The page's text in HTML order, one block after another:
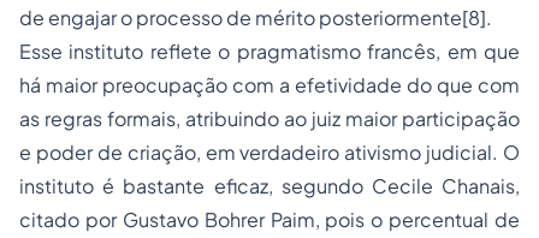
de engajar o processo de mérito posteriormente[8].
Esse instituto reflete o pragmatismo francês, em que
há maior preocupação com a efetividade do que com
as regras formais, atribuindo ao juiz maior participação
e poder de criação, em verdadeiro ativismo judicial. O
instituto é bastante eficaz, segundo Cecile Chanais,
citado por Gustavo Bohrer Paim, pois o percentual de